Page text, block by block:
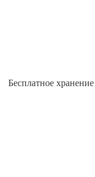
Бесплатное хранение